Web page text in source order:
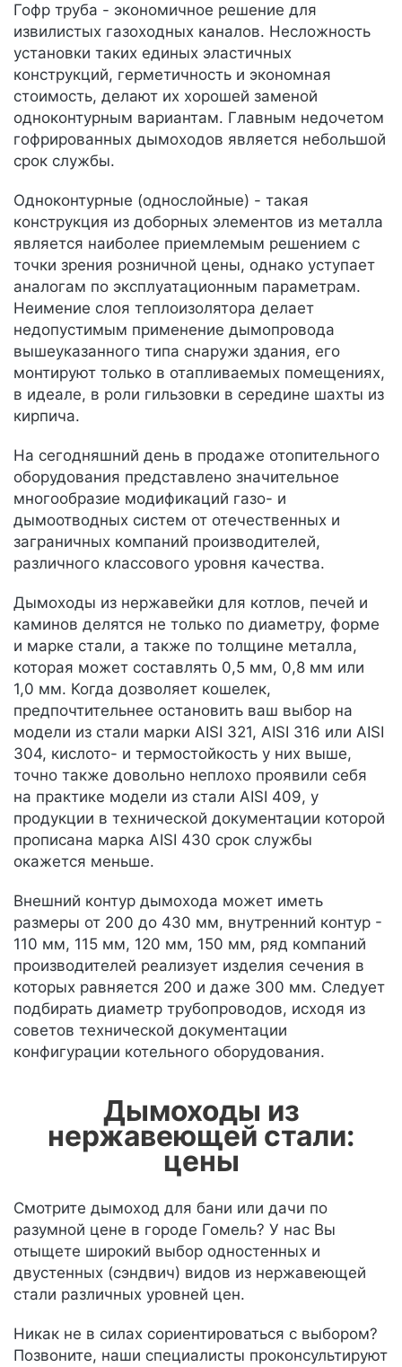
Гофр труба - экономичное решение для
извилистых газоходных каналов. Несложность
установки таких единых эластичных
конструкций, герметичность и экономная
стоимость, делают их хорошей заменой
одноконтурным вариантам. Главным недочетом
гофрированных дымоходов является небольшой
срок службы.
Одноконтурные (однослойные) - такая
конструкция из доборных элементов из металла
является наиболее приемлемым решением с
точки зрения розничной цены, однако уступает
аналогам по эксплуатационным параметрам.
Неимение слоя теплоизолятора делает
недопустимым применение дымопровода
вышеуказанного типа снаружи здания, его
монтируют только в отапливаемых помещениях,
в идеале, в роли гильзовки в середине шахты из
кирпича.
На сегодняшний день в продаже отопительного
оборудования представлено значительное
многообразие модификаций газо- и
дымоотводных систем от отечественных и
заграничных компаний производителей,
различного классового уровня качества.
Дымоходы из нержавейки для котлов, печей и
каминов делятся не только по диаметру, форме
и марке стали, а также по толщине металла,
которая может составлять 0,5 мм, 0,8 мм или
1,0 мм. Когда дозволяет кошелек,
предпочтительнее остановить ваш выбор на
модели из стали марки AISI 321, AISI 316 или AISI
304, кислото- и термостойкость у них выше,
точно также довольно неплохо проявили себя
на практике модели из стали AISI 409, у
продукции в технической документации которой
прописана марка AISI 430 срок службы
окажется меньше.
Внешний контур дымохода может иметь
размеры от 200 до 430 мм, внутренний контур -
110 мм, 115 мм, 120 мм, 150 мм, ряд компаний
производителей реализует изделия сечения в
которых равняется 200 и даже 300 мм. Следует
подбирать диаметр трубопроводов, исходя из
советов технической документации
конфигурации котельного оборудования.
Дымоходы из
нержавеющей стали:
цены
Смотрите дымоход для бани или дачи по
разумной цене в городе Гомель? У нас Вы
отыщете широкий выбор одностенных и
двустенных (сэндвич) видов из нержавеющей
стали различных уровней цен.
Никак не в силах сориентироваться с выбором?
Позвоните, наши специалисты проконсультируют